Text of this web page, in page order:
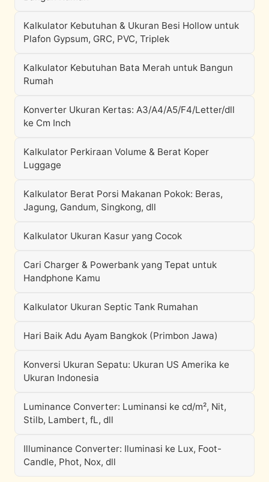
Kalkulator Kebutuhan & Ukuran Besi Hollow untuk
Plafon Gypsum, GRC, PVC, Triplek
Kalkulator Kebutuhan Bata Merah untuk Bangun
Rumah
Konverter Ukuran Kertas: A3/A4/A5/F4/Letter/dll
ke Cm Inch
Kalkulator Perkiraan Volume & Berat Koper
Luggage
Kalkulator Berat Porsi Makanan Pokok: Beras,
Jagung, Gandum, Singkong, dll
Kalkulator Ukuran Kasur yang Cocok
Cari Charger & Powerbank yang Tepat untuk
Handphone Kamu
Kalkulator Ukuran Septic Tank Rumahan
Hari Baik Adu Ayam Bangkok (Primbon Jawa)
Konversi Ukuran Sepatu: Ukuran US Amerika ke
Ukuran Indonesia
Luminance Converter: Luminansi ke cd/m², Nit,
Stilb, Lambert, fL, dll
Illuminance Converter: Iluminasi ke Lux, Foot-
Candle, Phot, Nox, dll